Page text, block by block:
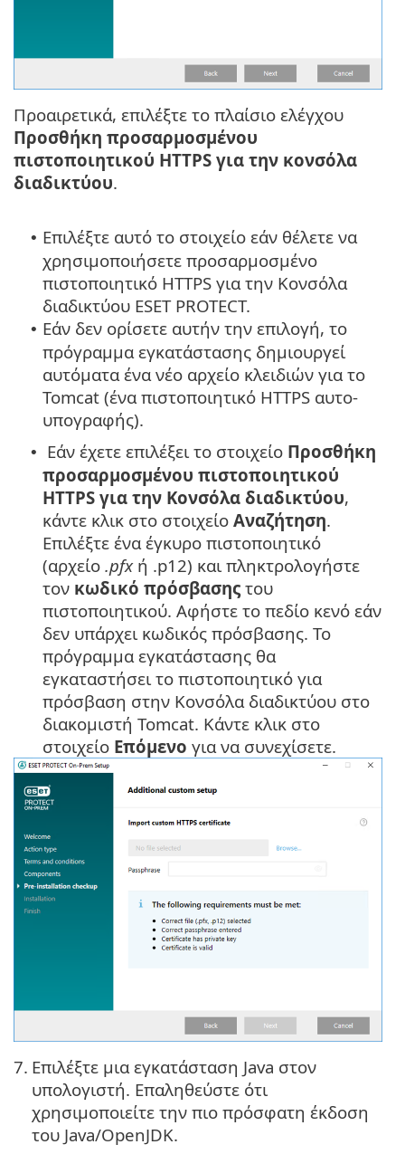
Προαιρετικά, επιλέξτε το πλαίσιο ελέγχου
Προσθήκη προσαρμοσμένου
πιστοποιητικού HTTPS για την κονσόλα
διαδικτύου.
• Επιλέξτε αυτό το στοιχείο εάν θέλετε να
χρησιμοποιήσετε προσαρμοσμένο
πιστοποιητικό HTTPS για την Κονσόλα
διαδικτύου ESET PROTECT.
• Εάν δεν ορίσετε αυτήν την επιλογή, το
πρόγραμμα εγκατάστασης δημιουργεί
αυτόματα ένα νέο αρχείο κλειδιών για το
Tomcat (ένα πιστοποιητικό HTTPS αυτο-
υπογραφής).
• Εάν έχετε επιλέξει το στοιχείο Προσθήκη
προσαρμοσμένου πιστοποιητικού
HTTPS για την Κονσόλα διαδικτύου,
κάντε κλικ στο στοιχείο Αναζήτηση.
Επιλέξτε ένα έγκυρο πιστοποιητικό
(αρχείο .pfxή .p12) και πληκτρολογήστε
τον κωδικό πρόσβασης του
πιστοποιητικού. Αφήστε το πεδίο κενό εάν
δεν υπάρχει κωδικός πρόσβασης. Το
πρόγραμμα εγκατάστασης θα
εγκαταστήσει το πιστοποιητικό για
πρόσβαση στην Κονσόλα διαδικτύου στο
διακομιστή Tomcat. Κάντε κλικ στο
στοιχείο Επόμενο για να συνεχίσετε.
7. Επιλέξτε μια εγκατάσταση Java στον
υπολογιστή. Επαληθεύστε ότι
χρησιμοποιείτε την πιο πρόσφατη έκδοση
του Java/OpenJDK.